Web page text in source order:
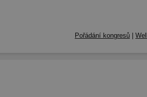
Pořádání kongresů